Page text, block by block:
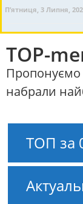
П’ятниця, 3 Липня,
TOP-
Пропонуємо
набрали
ТОП за